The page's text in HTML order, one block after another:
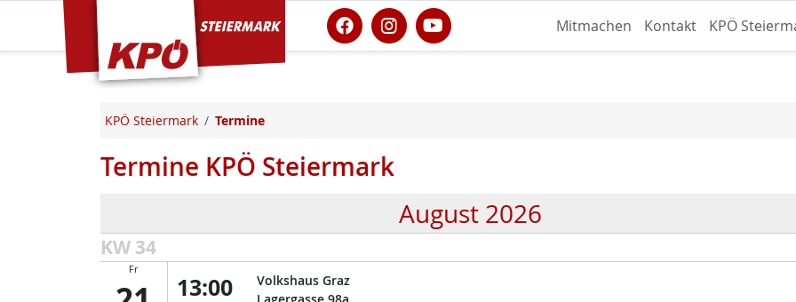
KPÖ Steiermark Mitmachen Kontakt KPÖ
KPÖ Steiermark Termine
Termine KPÖ Steiermark
August 2026
KW 34
Fr
13:00
Volkshaus Graz